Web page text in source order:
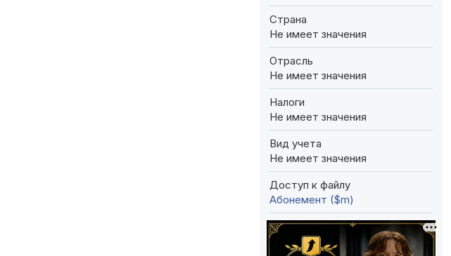
Страна
Не имеет значения
Отрасль
Не имеет значения
Налоги
Не имеет значения
Вид учета
Не имеет значения
Доступ к файлу
Абонемент ($m)